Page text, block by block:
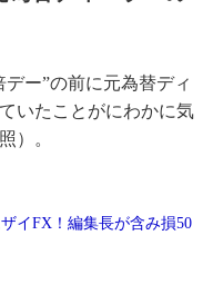
ー”の前に元為替ディ
いたことがにわかに気
）。
イFX！編集長が含み損50